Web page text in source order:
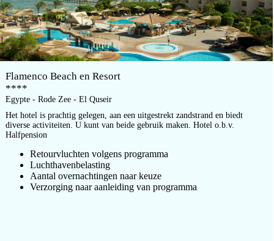
Flamenco Beach en Resort
****
Egypte - Rode Zee - El Quseir
Het hotel is prachtig gelegen, aan een uitgestrekt zandstrand en biedt
diverse activiteiten. U kunt van beide gebruik maken. Hotel o.b.v.
Halfpension
Retourvluchten volgens programma
Luchthavenbelasting
Aantal overnachtingen naar keuze
Verzorging naar aanleiding van programma